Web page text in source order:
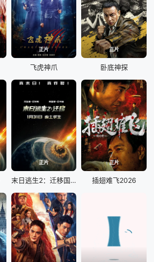
正片
飞虎神爪
正片
卧底神探
正片
末日逃生2：迁移国语
正片
插翅难飞2026